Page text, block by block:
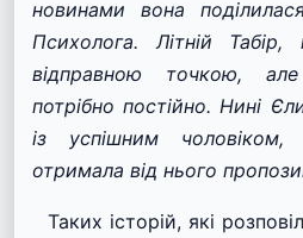
новинами вона
Психолога. Літній Табір,
відправною точкою, але
потрібно постійно. Нині
із успішним
отримала від нього
Таких історій, які